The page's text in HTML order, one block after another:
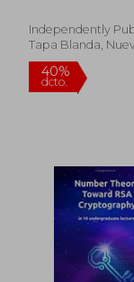
Independently
Tapa Blanda,